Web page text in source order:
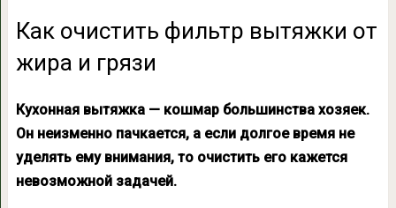
Как очистить фильтр вытяжки от
жира и грязи
Кухонная вытяжка — кошмар большинства хозяек.
Он неизменно пачкается, а если долгое время не
уделять ему внимания, то очистить его кажется
невозможной задачей.